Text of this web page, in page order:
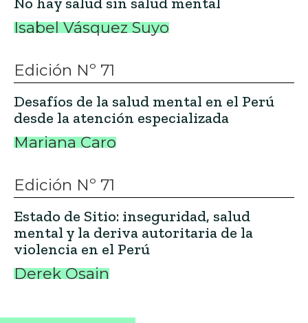
Isabel Vásquez Suyo
Edición Nº 71
Desafíos de la salud mental en el Perú
desde la atención especializada
Mariana Caro
Edición Nº 71
Estado de Sitio: inseguridad, salud
mental y la deriva autoritaria de la
violencia en el Perú
Derek Osain